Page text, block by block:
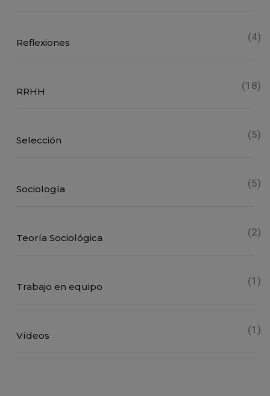
Reflexiones (4)
RRHH (18)
Selección (5)
Sociología (5)
Teoría Sociológica (2)
Trabajo en equipo (1)
Vídeos (1)